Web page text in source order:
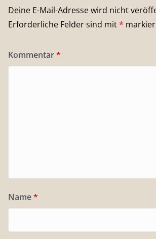
Deine E-Mail-Adresse wird nicht
Erforderliche Felder sind mit*
Kommentar*
Name*